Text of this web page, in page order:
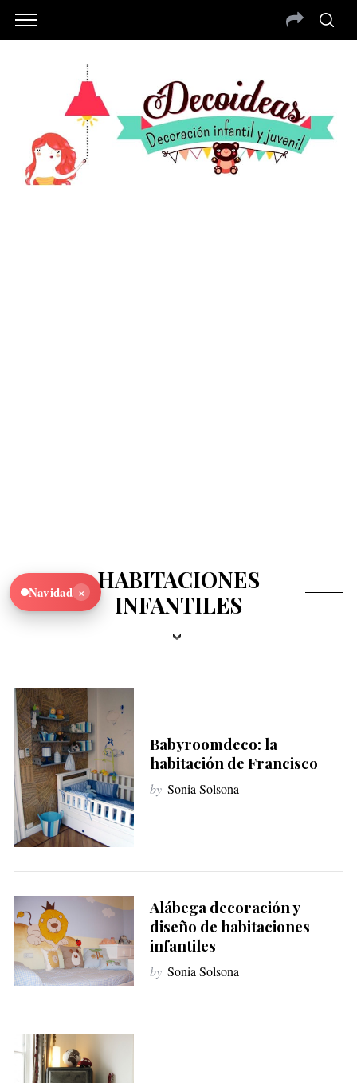
HABITACIONES
INFANTILES
Babyroomdeco: la
habitación de Francisco
by Sonia Solsona
Alábega decoración y
diseño de habitaciones
infantiles
by Sonia Solsona
S
Navidad ×